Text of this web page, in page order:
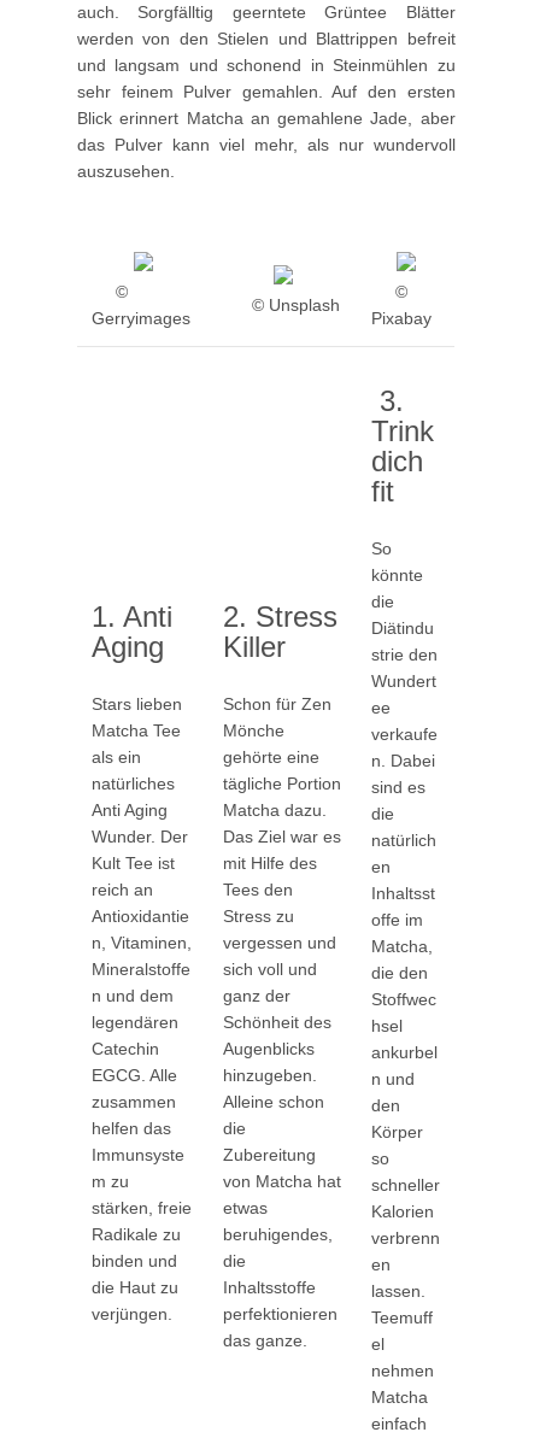
auch. Sorgfälltig geerntete Grüntee Blätter
werden von den Stielen und Blattrippen befreit
und langsam und schonend in Steinmühlen zu
sehr feinem Pulver gemahlen. Auf den ersten
Blick erinnert Matcha an gemahlene Jade, aber
das Pulver kann viel mehr, als nur wundervoll
auszusehen.
©
Gerryimages
© Unsplash
©
Pixabay
1. Anti
Aging
Stars lieben
Matcha Tee
als ein
natürliches
Anti Aging
Wunder. Der
Kult Tee ist
reich an
Antioxidantie
n, Vitaminen,
Mineralstoffe
n und dem
legendären
Catechin
EGCG. Alle
zusammen
helfen das
Immunsyste
m zu
stärken, freie
Radikale zu
binden und
die Haut zu
verjüngen.
2. Stress
Killer
Schon für Zen
Mönche
gehörte eine
tägliche Portion
Matcha dazu.
Das Ziel war es
mit Hilfe des
Tees den
Stress zu
vergessen und
sich voll und
ganz der
Schönheit des
Augenblicks
hinzugeben.
Alleine schon
die
Zubereitung
von Matcha hat
etwas
beruhigendes,
die
Inhaltsstoffe
perfektionieren
das ganze.
3.
Trink
dich
fit
So
könnte
die
Diätindu
strie den
Wundert
ee
verkaufe
n. Dabei
sind es
die
natürlich
en
Inhaltsst
offe im
Matcha,
die den
Stoffwec
hsel
ankurbel
n und
den
Körper
so
schneller
Kalorien
verbrenn
en
lassen.
Teemuff
el
nehmen
Matcha
einfach